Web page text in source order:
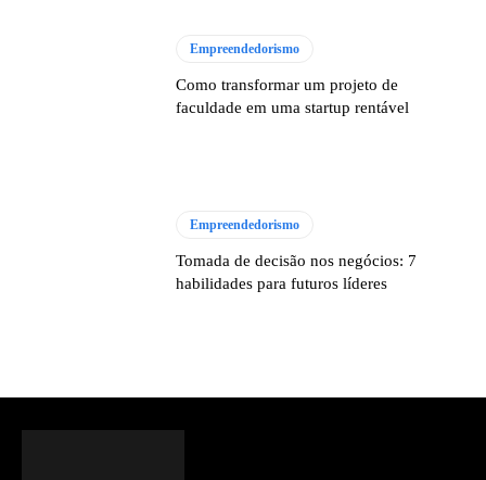
Empreendedorismo
Como transformar um projeto de
faculdade em uma startup rentável
Empreendedorismo
Tomada de decisão nos negócios: 7
habilidades para futuros líderes